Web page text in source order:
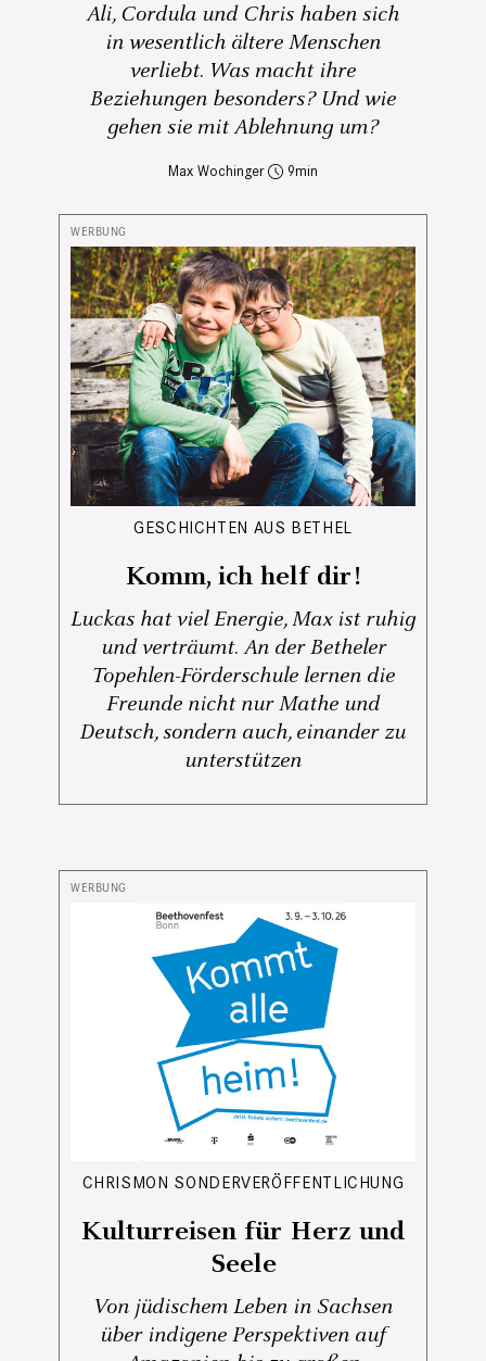
Ali, Cordula und Chris haben sich
in wesentlich ältere Menschen
verliebt. Was macht ihre
Beziehungen besonders? Und wie
gehen sie mit Ablehnung um?
Max Wochinger 9
GESCHICHTEN AUS BETHEL
Komm, ich helf dir!
Luckas hat viel Energie, Max ist ruhig
und verträumt. An der Betheler
Topehlen-Förderschule lernen die
Freunde nicht nur Mathe und
Deutsch, sondern auch, einander zu
unterstützen
CHRISMON SONDERVERÖFFENTLICHUNG
Kulturreisen für Herz und
Seele
Von jüdischem Leben in Sachsen
über indigene Perspektiven auf